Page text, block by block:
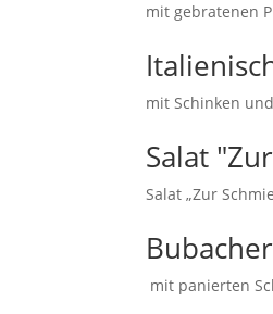
mit gebratenen
mit Schinken
Salat
Salat „Zur
mit panierten